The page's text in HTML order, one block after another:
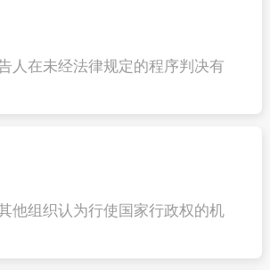
人在未经法律规定的程序判决有
他组织认为行使国家行政权的机